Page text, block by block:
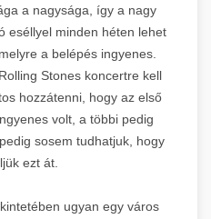
a nagysága, így a nagy
eséllyel minden héten lehet
a belépés ingyenes.
Stones koncertre kell
hozzátenni, hogy az első
volt, a többi pedig
sosem tudhatjuk, hogy
ezt át.
ugyan egy város